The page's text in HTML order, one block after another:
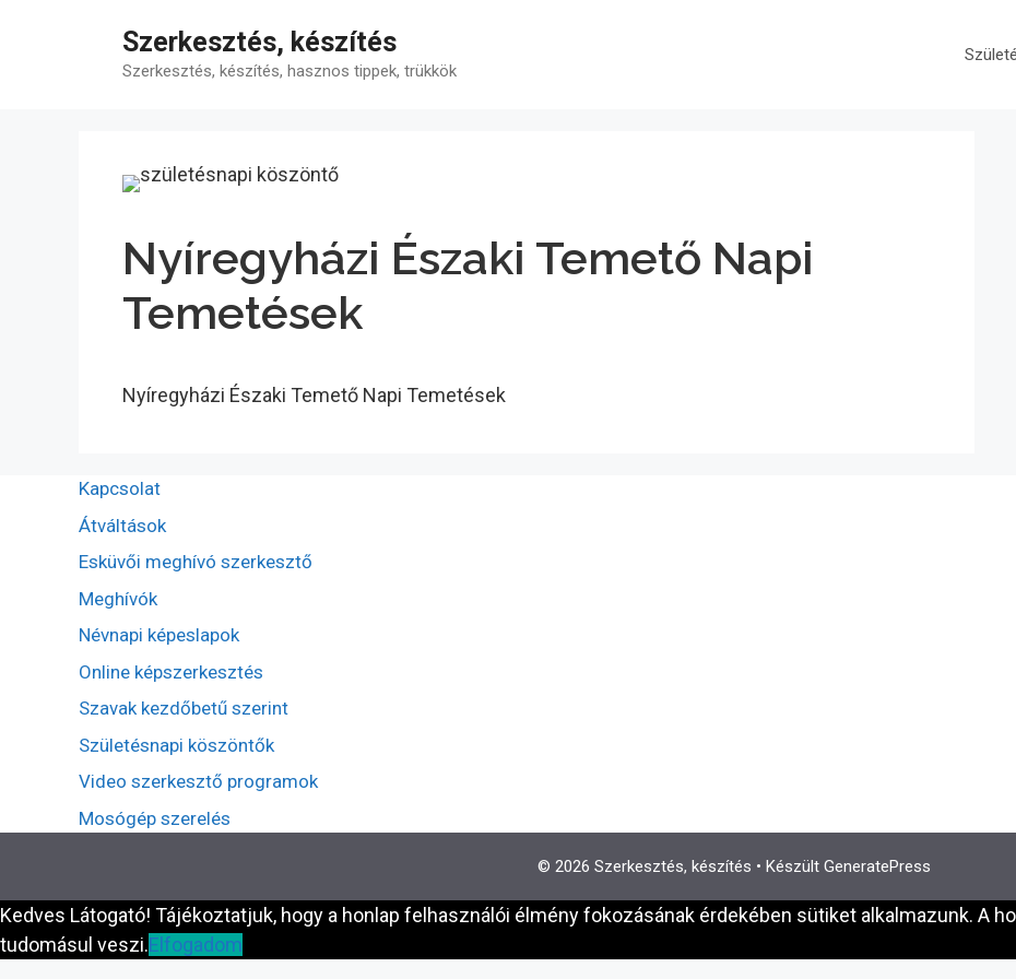
Szerkesztés, készítés
Szerkesztés, készítés, hasznos tippek, trükkök
Nyíregyházi Északi Temető Napi
Temetések
Nyíregyházi Északi Temető Napi Temetések
Kapcsolat
Átváltások
Esküvői meghívó szerkesztő
Meghívók
Névnapi képeslapok
Online képszerkesztés
Szavak kezdőbetű szerint
Születésnapi köszöntők
Video szerkesztő programok
Mosógép szerelés
© 2026 Szerkesztés, készítés • Készült GeneratePress
Kedves Látogató! Tájékoztatjuk, hogy a honlap felhasználói élmény fokozásának érdekében sütiket alkalmazunk. A
tudomásul veszi.Elfogadom